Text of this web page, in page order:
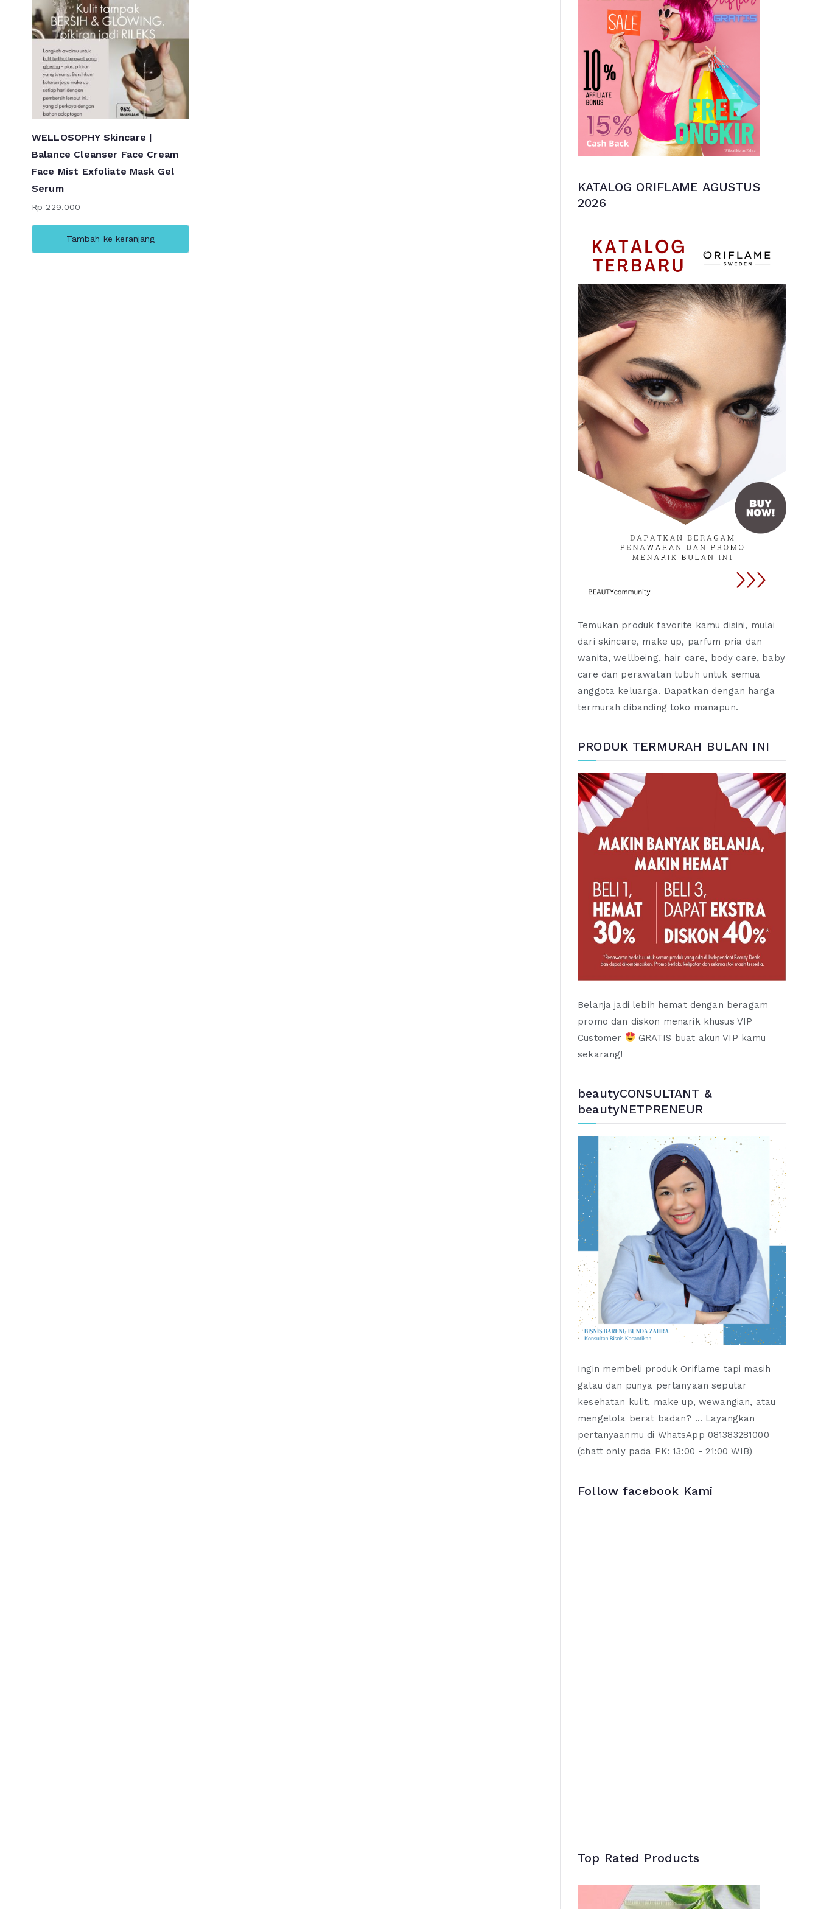
WELLOSOPHY Skincare |
Balance Cleanser Face Cream
Face Mist Exfoliate Mask Gel
Serum
Rp 229.000
Tambah ke keranjang
KATALOG ORIFLAME AGUSTUS
2026
Temukan produk favorite kamu disini, mulai
dari skincare, make up, parfum pria dan
wanita, wellbeing, hair care, body care, baby
care dan perawatan tubuh untuk semua
anggota keluarga. Dapatkan dengan harga
termurah dibanding toko manapun.
PRODUK TERMURAH BULAN INI
Belanja jadi lebih hemat dengan beragam
promo dan diskon menarik khusus VIP
Customer
GRATIS buat akun VIP kamu
sekarang!
beautyCONSULTANT &
beautyNETPRENEUR
Ingin membeli produk Oriflame tapi masih
galau dan punya pertanyaan seputar
kesehatan kulit, make up, wewangian, atau
mengelola berat badan? ... Layangkan
pertanyaanmu di WhatsApp 081383281000
(chatt only pada PK: 13:00 - 21:00 WIB)
Follow facebook Kami
Top Rated Products